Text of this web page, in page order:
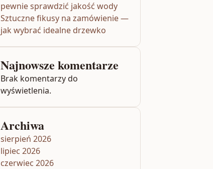
pewnie sprawdzić jakość wody
Sztuczne fikusy na zamówienie —
jak wybrać idealne drzewko
Najnowsze komentarze
Brak komentarzy do
wyświetlenia.
Archiwa
sierpień 2026
lipiec 2026
czerwiec 2026